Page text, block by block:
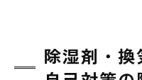
除湿剤・換